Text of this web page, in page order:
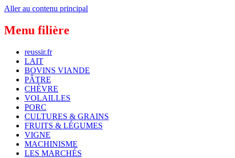
Aller au contenu principal
Menu filière
reussir.fr
LAIT
BOVINS VIANDE
PÂTRE
CHÈVRE
VOLAILLES
PORC
CULTURES & GRAINS
FRUITS & LÉGUMES
VIGNE
MACHINISME
LES MARCHÉS